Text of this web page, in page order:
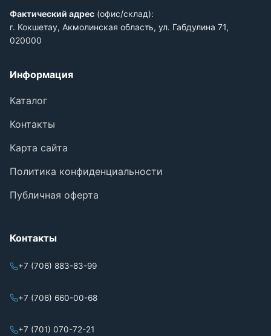
Фактический адрес (офис/склад):
г. Кокшетау, Акмолинская область, ул. Габдулина 71,
020000
Информация
Каталог
Контакты
Карта сайта
Политика конфиденциальности
Публичная оферта
Контакты
+7 (706) 883-83-99
+7 (706) 660-00-68
+7 (701) 070-72-21